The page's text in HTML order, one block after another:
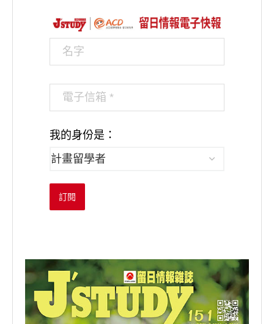
我的身份是：
訂閱